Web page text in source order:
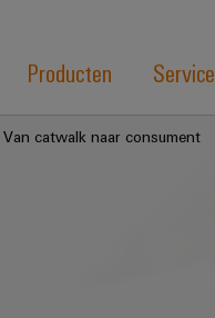
Producten Service
Van catwalk naar consument